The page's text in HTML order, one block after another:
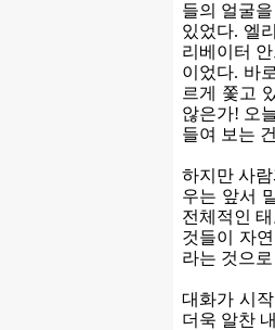
들의 얼굴
있었다. 엘
리베이터
이었다. 바
르게 쫓고
않은가! 오
들여 보는
하지만 사
우는 앞서
전체적인
것들이 자
라는 것으
대화가 시
더욱 알찬